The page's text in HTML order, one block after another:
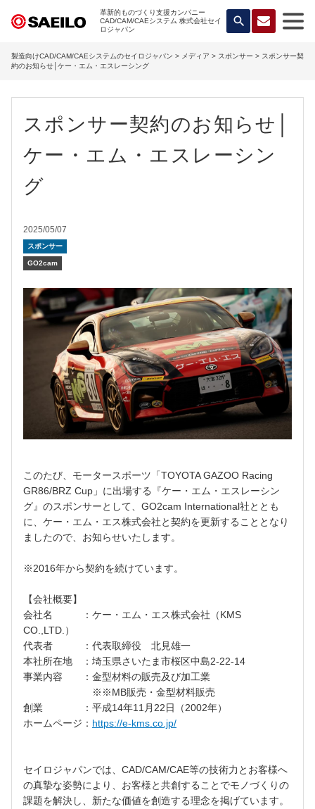
革新的ものづくり支援カンパニー
CAD/CAM/CAEシステム 株式会社セイ
ロジャパン
search
製造向けCAD/CAM/CAEシステムのセイロジャパン > メディア > スポンサー > スポンサー契
約のお知らせ│ケー・エム・エスレーシング
スポンサー契約のお知らせ│
ケー・エム・エスレーシン
グ
2025/05/07
スポンサー
GO2cam
このたび、モータースポーツ「TOYOTA GAZOO Racing
GR86/BRZ Cup」に出場する『ケー・エム・エスレーシン
グ』のスポンサーとして、GO2cam International社ととも
に、ケー・エム・エス株式会社と契約を更新することとなり
ましたので、お知らせいたします。
※2016年から契約を続けています。
【会社概要】
会社名 ：ケー・エム・エス株式会社（KMS
CO.,LTD.）
代表者 ：代表取締役 北見雄一
本社所在地 ：埼玉県さいたま市桜区中島2-22-14
事業内容 ：金型材料の販売及び加工業
※※MB販売・金型材料販売
創業 ：平成14年11月22日（2002年）
ホームページ： https://e-kms.co.jp/
セイロジャパンでは、CAD/CAM/CAE等の技術力とお客様へ
の真摯な姿勢により、お客様と共創することでモノづくりの
課題を解決し、新たな価値を創造する理念を掲げています。